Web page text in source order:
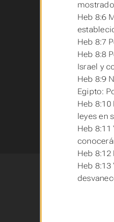
Heb 8:6
Heb 8:7
Heb 8:8
Israel y
Heb 8:9
Egipto:
Heb
leyes en
Heb
Heb
Heb 8:13